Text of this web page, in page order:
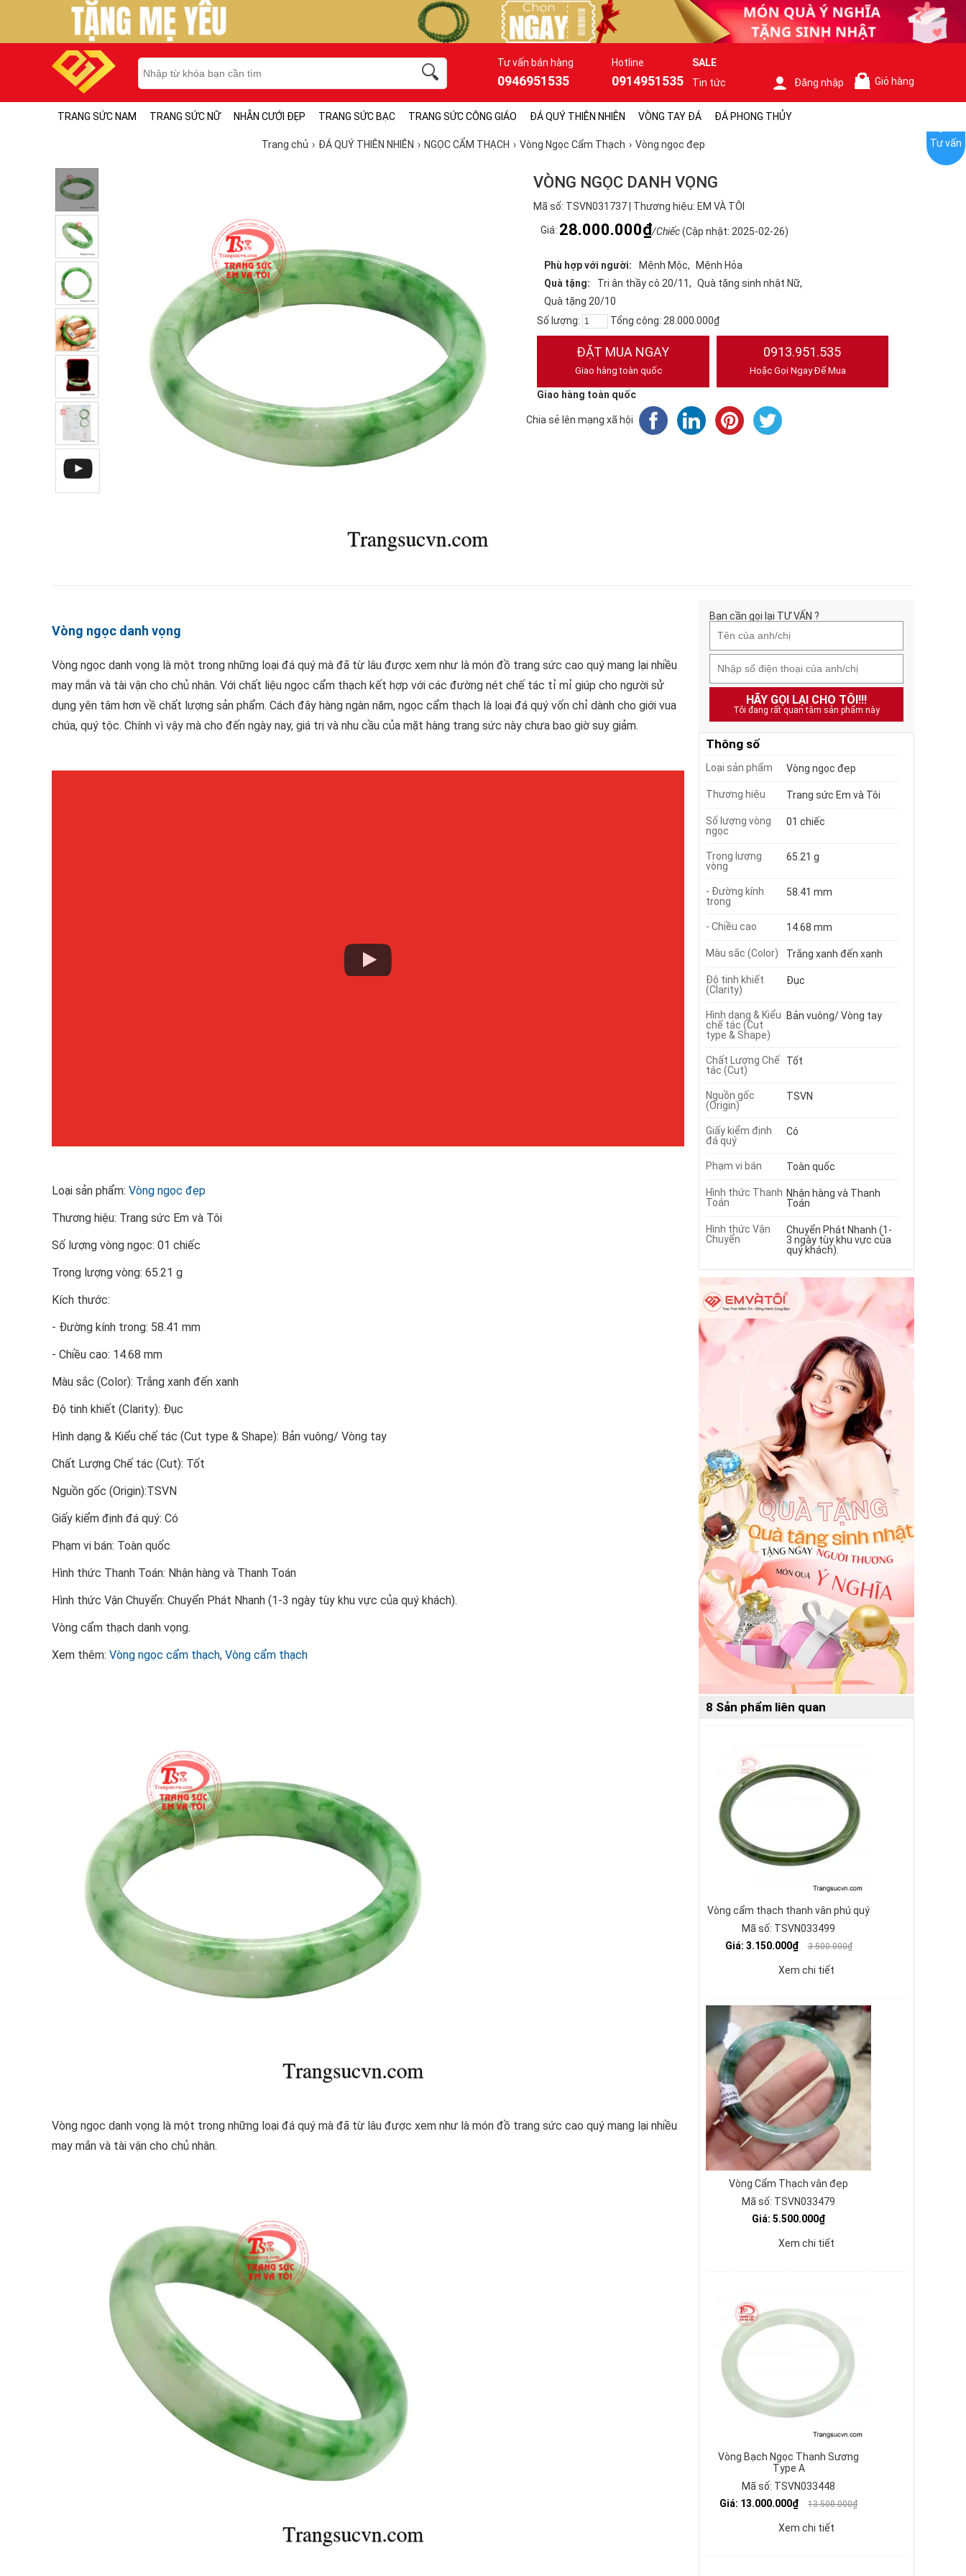
Tư vấn bán hàng
0946951535
Hotline
0914951535
SALE
Tin tức
Đăng nhập Giỏ hàng
TRANG SỨC NAM TRANG SỨC NỮ NHẪN CƯỚI ĐẸP TRANG SỨC BẠC TRANG SỨC CÔNG GIÁO ĐÁ QUÝ THIÊN NHIÊN VÒNG TAY ĐÁ ĐÁ PHONG THỦY
Trang chủ ĐÁ QUÝ THIÊN NHIÊN NGỌC CẨM THẠCH Vòng Ngọc Cẩm Thạch Vòng ngọc đẹp
VÒNG NGỌC DANH VỌNG
Mã số: TSVN031737 | Thương hiệu: EM VÀ TÔI
Giá: 28.000.000₫/Chiếc(Cập nhật: 2025-02-26)
Phù hợp với người: Mệnh Mộc
Mệnh Hỏa
Quà tặng:
Tri ân thầy cô 20/11
Quà tặng sinh nhật Nữ
Quà tặng 20/10
Số lượng:
Tổng cộng: 28.000.000₫
ĐẶT MUA NGAY
Giao hàng toàn quốc
0913.951.535
Hoặc Gọi Ngay Để Mua
Giao hàng toàn quốc
Chia sẻ lên mạng xã hội
Vòng ngọc danh vọng
Vòng ngọc danh vọng là một trong những loại đá quý mà đã từ lâu được xem như là món đồ trang sức cao quý mang lại nhiều
may mắn và tài vận cho chủ nhân. Với chất liệu ngọc cẩm thạch kết hợp với các đường nét chế tác tỉ mỉ giúp cho người sử
dụng yên tâm hơn về chất lượng sản phẩm. Cách đây hàng ngàn năm, ngọc cẩm thạch là loại đá quý vốn chỉ dành cho giới vua
chúa, quý tộc. Chính vì vậy mà cho đến ngày nay, giá trị và nhu cầu của mặt hàng trang sức này chưa bao giờ suy giảm.
Loại sản phẩm: Vòng ngọc đẹp
Thương hiệu: Trang sức Em và Tôi
Số lượng vòng ngọc: 01 chiếc
Trọng lượng vòng: 65.21 g
Kích thước:
- Đường kính trong: 58.41 mm
- Chiều cao: 14.68 mm
Màu sắc (Color): Trắng xanh đến xanh
Độ tinh khiết (Clarity): Đục
Hình dạng & Kiểu chế tác (Cut type & Shape): Bản vuông/ Vòng tay
Chất Lượng Chế tác (Cut): Tốt
Nguồn gốc (Origin):TSVN
Giấy kiểm định đá quý: Có
Phạm vi bán: Toàn quốc
Hình thức Thanh Toán: Nhận hàng và Thanh Toán
Hình thức Vận Chuyển: Chuyển Phát Nhanh (1-3 ngày tùy khu vực của quý khách).
Vòng cẩm thạch danh vọng.
Xem thêm: Vòng ngọc cẩm thạch, Vòng cẩm thạch
Vòng ngọc danh vọng là một trong những loại đá quý mà đã từ lâu được xem như là món đồ trang sức cao quý mang lại nhiều
may mắn và tài vận cho chủ nhân.
Bạn cần gọi lại TƯ VẤN ?
HÃY GỌI LẠI CHO TÔI!!!
Tôi đang rất quan tâm sản phẩm này
Thông số
Loại sản phẩm Vòng ngọc đẹp
Thương hiệu Trang sức Em và Tôi
Số lượng vòng
ngọc
01 chiếc
Trọng lượng
vòng
65.21 g
- Đường kính
trong
58.41 mm
- Chiều cao 14.68 mm
Màu sắc (Color) Trắng xanh đến xanh
Độ tinh khiết
(Clarity)
Đục
Hình dạng & Kiểu
chế tác (Cut
type & Shape)
Bản vuông/ Vòng tay
Chất Lượng Chế
tác (Cut)
Tốt
Nguồn gốc
(Origin)
TSVN
Giấy kiểm định
đá quý
Có
Phạm vi bán Toàn quốc
Hình thức Thanh
Toán
Nhận hàng và Thanh
Toán
Hình thức Vận
Chuyển
Chuyển Phát Nhanh (1-
3 ngày tùy khu vực của
quý khách).
8 Sản phẩm liên quan
Vòng cẩm thạch thanh vân phú quý
Mã số: TSVN033499
Giá: 3.150.000₫
3.500.000₫
Xem chi tiết
Vòng Cẩm Thạch vân đẹp
Mã số: TSVN033479
Giá: 5.500.000₫
Xem chi tiết
Vòng Bạch Ngọc Thanh Sương
Type A
Mã số: TSVN033448
Giá: 13.000.000₫
13.500.000₫
Xem chi tiết
Tư vấn